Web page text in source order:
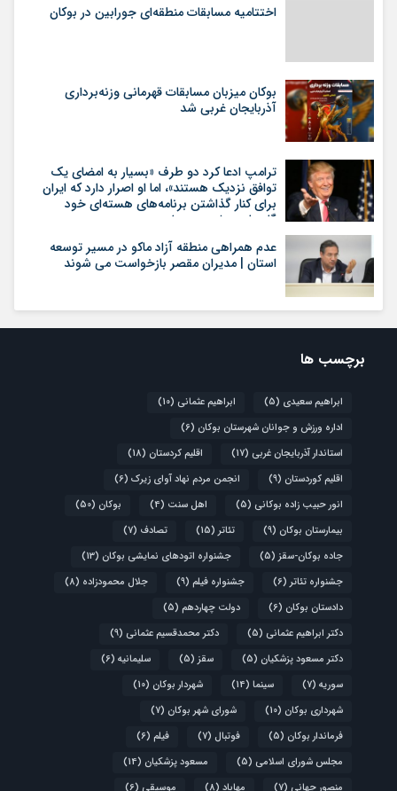
اختتامیه مسابقات منطقه‌ای جورابین در بوکان
بوکان میزبان مسابقات قهرمانی وزنه‌برداری
آذربایجان غربی شد
ترامپ ادعا کرد دو طرف «بسیار به امضای یک
توافق نزدیک هستند»، اما او اصرار دارد که ایران
برای کنار گذاشتن برنامه‌های هسته‌ای خود
گام‌های بیشتری بردارد
عدم همراهی منطقه آزاد ماکو در مسیر توسعه
استان | مدیران مقصر بازخواست می شوند
برچسب ها
ابراهیم سعیدی (5) ابراهیم عثمانی (10)
اداره ورزش و جوانان شهرستان بوکان (6)
استاندار آذربایجان غربی (17) اقلیم کردستان (18)
اقلیم کوردستان (9) انجمن مردم نهاد آوای زیرک (6)
انور حبیب زاده بوکانی (5) اهل سنت (4) بوکان (50)
بیمارستان بوکان (9) تئاتر (15) تصادف (7)
جاده بوکان-سقز (5) جشنواره اتودهای نمایشی بوکان (13)
جشنواره تئاتر (6) جشنواره فیلم (9) جلال محمودزاده (8)
دادستان بوکان (6) دولت چهاردهم (5)
دکتر ابراهیم عثمانی (5) دکتر محمدقسیم عثمانی (9)
دکتر مسعود پزشکیان (5) سقز (5) سلیمانیه (6)
سوریه (7) سینما (14) شهردار بوکان (10)
شهرداری بوکان (10) شورای شهر بوکان (7)
فرماندار بوکان (5) فوتبال (7) فیلم (6)
مجلس شورای اسلامی (5) مسعود پزشکیان (14)